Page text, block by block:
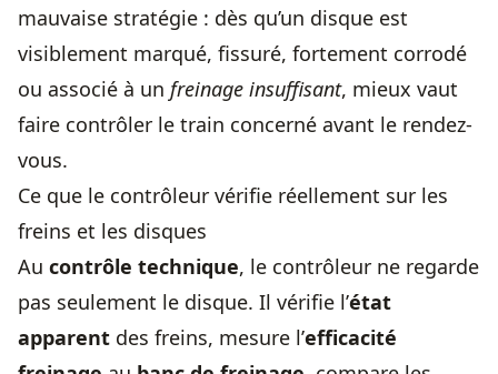
mauvaise stratégie : dès qu’un disque est
visiblement marqué, fissuré, fortement corrodé
ou associé à un freinage insuffisant, mieux vaut
faire contrôler le train concerné avant le rendez-
vous.
Ce que le contrôleur vérifie réellement sur les
freins et les disques
Au contrôle technique, le contrôleur ne regarde
pas seulement le disque. Il vérifie l’état
apparent des freins, mesure l’efficacité